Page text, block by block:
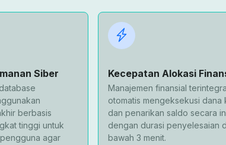
Siber
berbasis
tinggi untuk
agar
Kecepatan Alokasi
Manajemen finansial
otomatis mengeksekusi dana
dan penarikan saldo secara
dengan durasi penyelesaian
bawah 3 menit.